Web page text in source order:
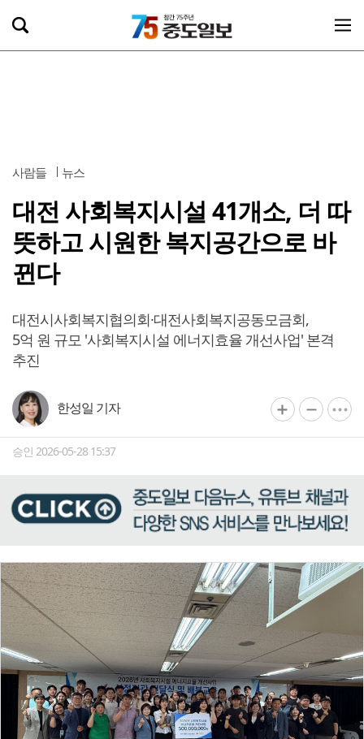
사람들 뉴스
대전 사회복지시설 41개소, 더 따
뜻하고 시원한 복지공간으로 바
뀐다
대전시사회복지협의회·대전사회복지공동모금회,
5억 원 규모 '사회복지시설 에너지효율 개선사업' 본격
추진
한성일 기자
승인 2026-05-28 15:37